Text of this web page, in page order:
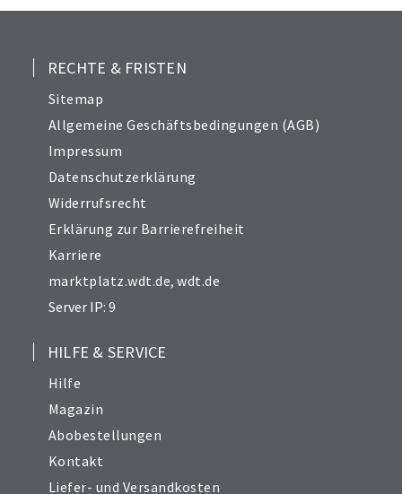
RECHTE & FRISTEN
Sitemap
Allgemeine Geschäftsbedingungen (AGB)
Impressum
Datenschutzerklärung
Widerrufsrecht
Erklärung zur Barrierefreiheit
Karriere
marktplatz.wdt.de,wdt.de
Server IP: 9
HILFE & SERVICE
Hilfe
Magazin
Abobestellungen
Kontakt
Liefer- und Versandkosten